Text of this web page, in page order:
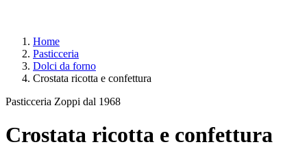
Home
Pasticceria
Dolci da forno
Crostata ricotta e confettura
Pasticceria Zoppi dal 1968
Crostata ricotta e confettura